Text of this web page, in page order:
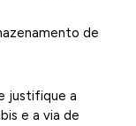
de
justifique a
e a via de